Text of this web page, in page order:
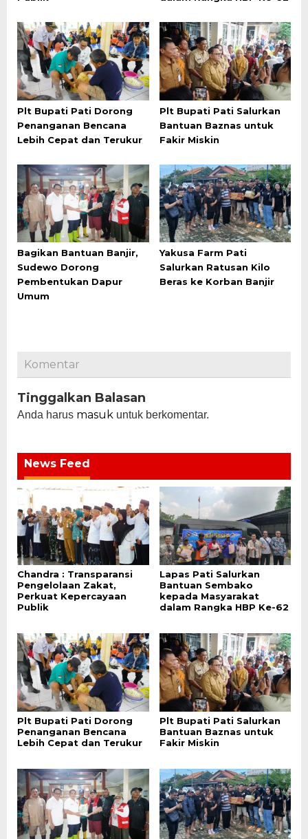
Plt Bupati Pati Dorong
Penanganan Bencana
Lebih Cepat dan Terukur
Plt Bupati Pati Salurkan
Bantuan Baznas untuk
Fakir Miskin
Bagikan Bantuan Banjir,
Sudewo Dorong
Pembentukan Dapur
Umum
Yakusa Farm Pati
Salurkan Ratusan Kilo
Beras ke Korban Banjir
Komentar
Tinggalkan Balasan
Anda harus masuk untuk berkomentar.
News Feed
Chandra : Transparansi
Pengelolaan Zakat,
Perkuat Kepercayaan
Publik
Lapas Pati Salurkan
Bantuan Sembako
kepada Masyarakat
dalam Rangka HBP Ke-62
Plt Bupati Pati Dorong
Penanganan Bencana
Lebih Cepat dan Terukur
Plt Bupati Pati Salurkan
Bantuan Baznas untuk
Fakir Miskin